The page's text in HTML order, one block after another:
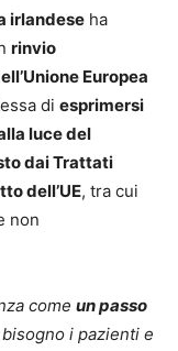
irlandese ha
rinvio
Europea
di esprimersi
luce del
dai Trattati
dell’UE, tra cui
non
come un passo
i pazienti e